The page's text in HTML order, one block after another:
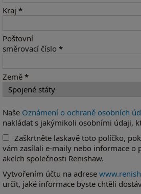
Kraj *
Poštovní
směrovací číslo *
Země *
Naše Oznámení o ochraně osobních
nakládat s jakýmikoli osobními údaji,
Zaškrtněte laskavě toto políčko,
vám zasílali e-maily nebo informace o
akcích společnosti Renishaw.
Vytvořením účtu na adrese
určit, jaké informace byste chtěli